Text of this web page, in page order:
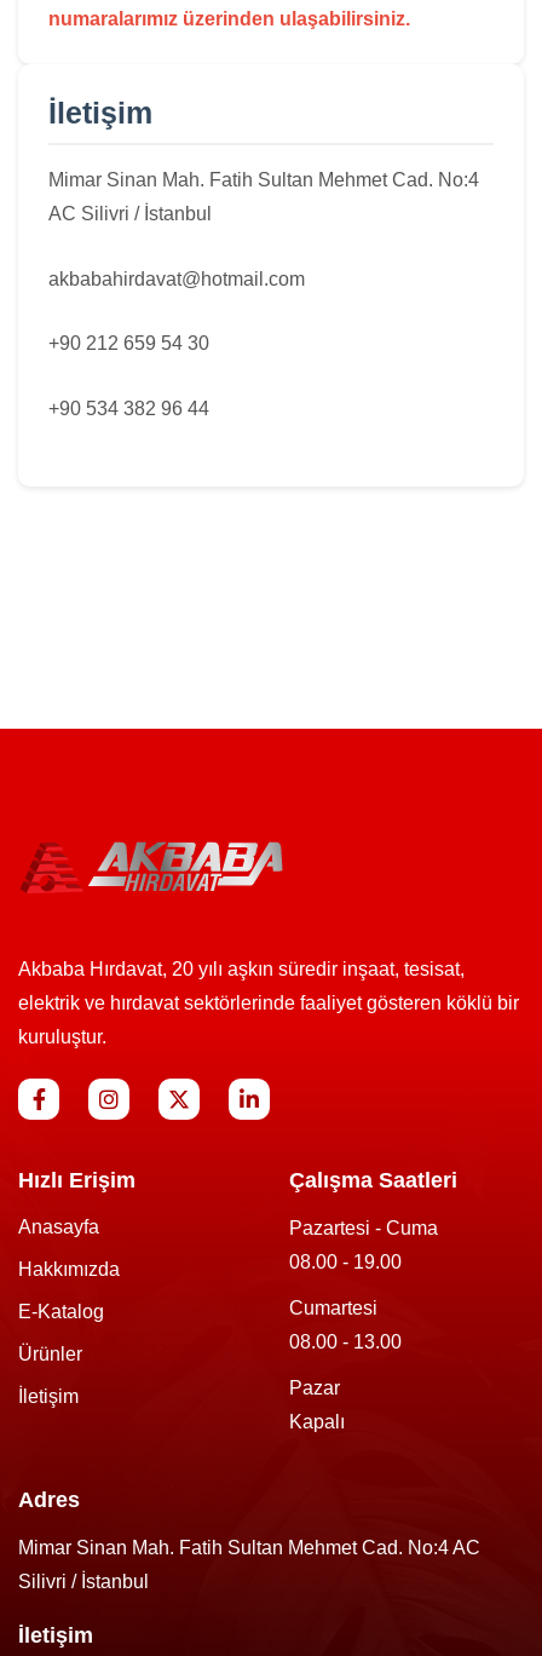
numaralarımız üzerinden ulaşabilirsiniz.
İletişim
Mimar Sinan Mah. Fatih Sultan Mehmet Cad. No:4
AC Silivri / İstanbul
akbabahirdavat@hotmail.com
+90 212 659 54 30
+90 534 382 96 44
Akbaba Hırdavat, 20 yılı aşkın süredir inşaat, tesisat,
elektrik ve hırdavat sektörlerinde faaliyet gösteren köklü bir
kuruluştur.
Hızlı Erişim
Anasayfa
Hakkımızda
E-Katalog
Ürünler
İletişim
Çalışma Saatleri
Pazartesi - Cuma
08.00 - 19.00
Cumartesi
08.00 - 13.00
Pazar
Kapalı
Adres
Mimar Sinan Mah. Fatih Sultan Mehmet Cad. No:4 AC
Silivri / İstanbul
İletişim